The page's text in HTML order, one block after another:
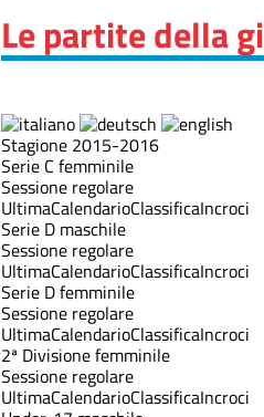
Le partite della
Stagione 2015-2016
Serie C femminile
Sessione regolare
UltimaCalendarioClassificaIncroci
Serie D maschile
Sessione regolare
UltimaCalendarioClassificaIncroci
Serie D femminile
Sessione regolare
UltimaCalendarioClassificaIncroci
2ª Divisione femminile
Sessione regolare
UltimaCalendarioClassificaIncroci